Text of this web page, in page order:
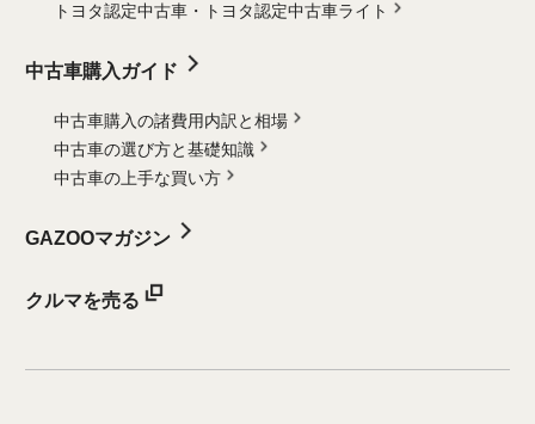
トヨタ認定中古車・
トヨタ認定中古車ライト
中古車購入ガイド
中古車購入の諸費用内訳と相場
中古車の選び方と基礎知識
中古車の上手な買い方
GAZOOマガジン
クルマを売る